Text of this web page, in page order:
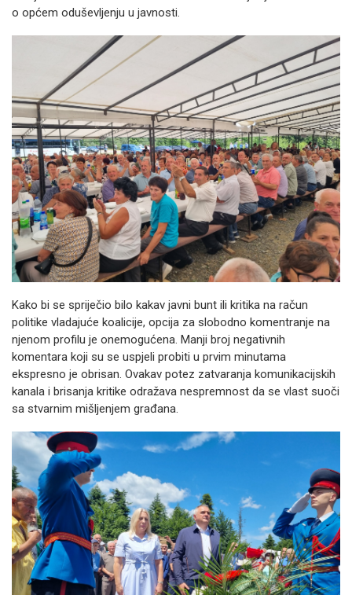
o općem oduševljenju u javnosti.
Kako bi se spriječio bilo kakav javni bunt ili kritika na račun
politike vladajuće koalicije, opcija za slobodno komentranje na
njenom profilu je onemogućena. Manji broj negativnih
komentara koji su se uspjeli probiti u prvim minutama
ekspresno je obrisan. Ovakav potez zatvaranja komunikacijskih
kanala i brisanja kritike odražava nespremnost da se vlast suoči
sa stvarnim mišljenjem građana.